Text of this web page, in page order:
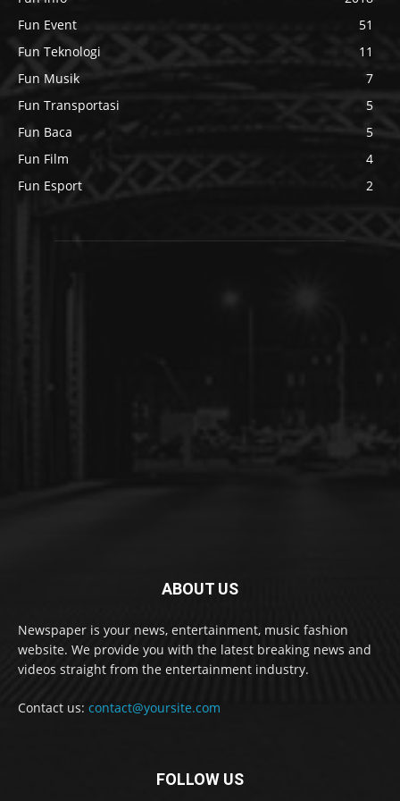
Fun Event
51
Fun Teknologi
11
Fun Musik
7
Fun Transportasi
5
Fun Baca
5
Fun Film
4
Fun Esport
2
ABOUT US
Newspaper is your news, entertainment, music fashion
website. We provide you with the latest breaking news and
videos straight from the entertainment industry.
Contact us: contact@yoursite.com
FOLLOW US